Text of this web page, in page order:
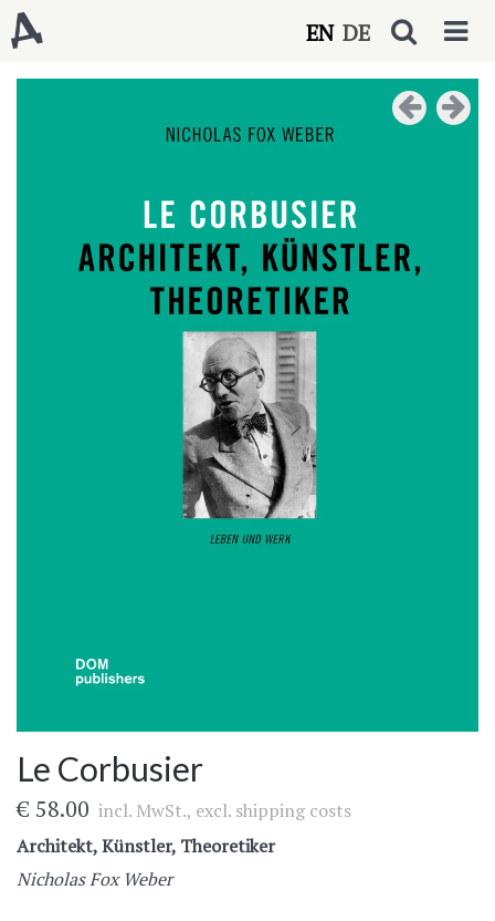
EN DE
Le Corbusier
€ 58.00 incl. MwSt., excl. shipping costs
Architekt, Künstler, Theoretiker
Nicholas Fox Weber